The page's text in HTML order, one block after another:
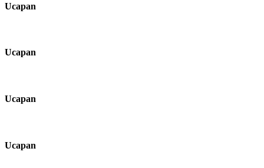
Ucapan
Ucapan
Ucapan
Ucapan